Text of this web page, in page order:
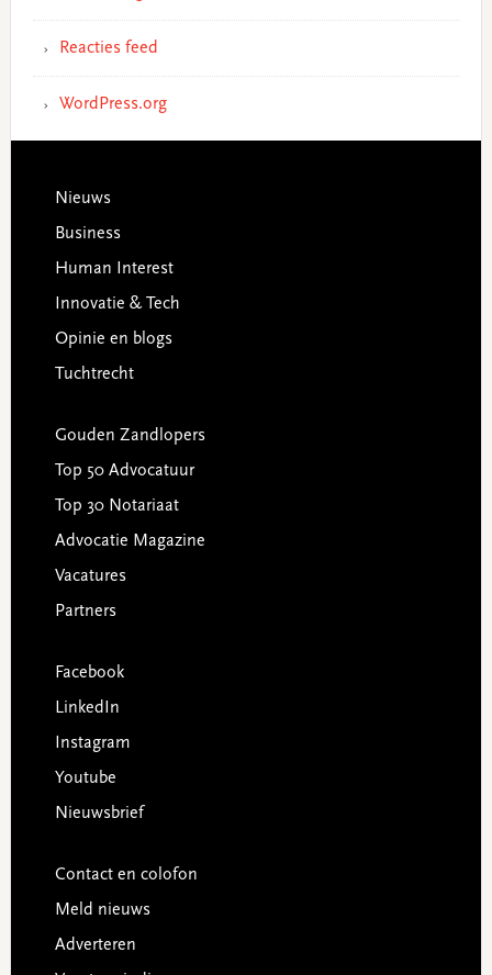
Reacties feed
WordPress.org
Footer
Nieuws
Business
Human Interest
Innovatie & Tech
Opinie en blogs
Tuchtrecht
Gouden Zandlopers
Top 50 Advocatuur
Top 30 Notariaat
Advocatie Magazine
Vacatures
Partners
Facebook
LinkedIn
Instagram
Youtube
Nieuwsbrief
Contact en colofon
Meld nieuws
Adverteren